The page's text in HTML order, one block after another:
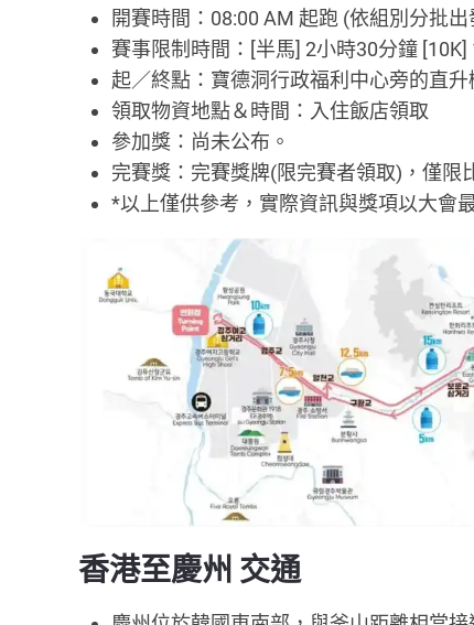
開賽時間：08:00 AM 起跑 (依組別分批出
賽事限制時間：[半馬] 2小時30分鐘
起／終點：寶德洞行政福利中心旁的直
領取物資地點＆時間：入住飯店領取
參加獎：尚未公布。
完賽獎：完賽獎牌(限完賽者領取)，僅限
*以上僅供參考，實際資訊與獎項以大會
香港至慶州 交通